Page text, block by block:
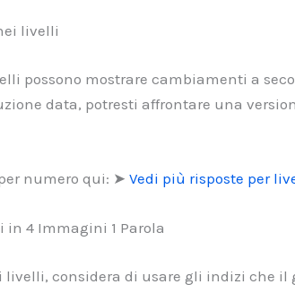
livelli
possono mostrare cambiamenti a
data, potresti affrontare una
numero qui: ➤ Vedi più risposte per
4 Immagini 1 Parola
considera di usare gli indizi che il